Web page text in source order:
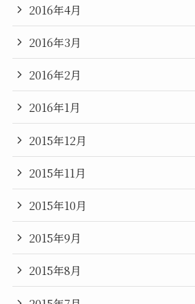
2016年4月
2016年3月
2016年2月
2016年1月
2015年12月
2015年11月
2015年10月
2015年9月
2015年8月